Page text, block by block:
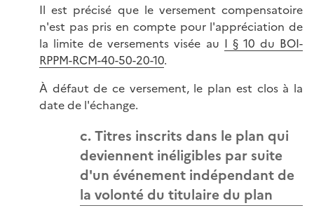
Il est précisé que le versement compensatoire
n'est pas pris en compte pour l'appréciation de
la limite de versements visée au I § 10 du BOI-
RPPM-RCM-40-50-20-10.
À défaut de ce versement, le plan est clos à la
date de l'échange.
c. Titres inscrits dans le plan qui
deviennent inéligibles par suite
d'un événement indépendant de
la volonté du titulaire du plan